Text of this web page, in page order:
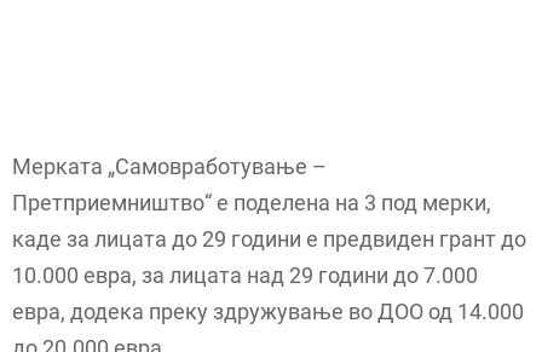
Мерката „Самовработување –
Претприемништво“ е поделена на 3 под мерки,
каде за лицата до 29 години е предвиден грант до
10.000 евра, за лицата над 29 години до 7.000
евра, додека преку здружување во ДОО од 14.000